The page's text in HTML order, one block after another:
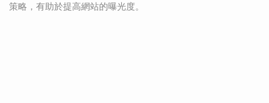
策略，有助於提高網站的曝光度。